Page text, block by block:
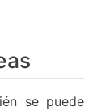
se puede